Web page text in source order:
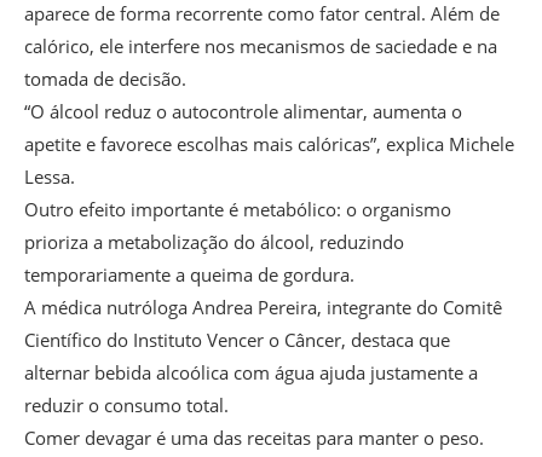
aparece de forma recorrente como fator central. Além de
calórico, ele interfere nos mecanismos de saciedade e na
tomada de decisão.
“O álcool reduz o autocontrole alimentar, aumenta o
apetite e favorece escolhas mais calóricas”, explica Michele
Lessa.
Outro efeito importante é metabólico: o organismo
prioriza a metabolização do álcool, reduzindo
temporariamente a queima de gordura.
A médica nutróloga Andrea Pereira, integrante do Comitê
Científico do Instituto Vencer o Câncer, destaca que
alternar bebida alcoólica com água ajuda justamente a
reduzir o consumo total.
Comer devagar é uma das receitas para manter o peso.